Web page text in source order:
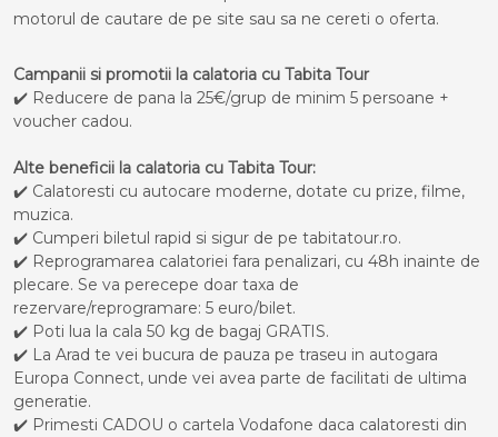
motorul de cautare de pe site sau sa ne cereti o oferta.
Campanii si promotii la calatoria cu Tabita Tour
✔️ Reducere de pana la 25€/grup de minim 5 persoane +
voucher cadou.
Alte beneficii la calatoria cu Tabita Tour:
✔️ Calatoresti cu autocare moderne, dotate cu prize, filme,
muzica.
✔️ Cumperi biletul rapid si sigur de pe tabitatour.ro.
✔️ Reprogramarea calatoriei fara penalizari, cu 48h inainte de
plecare. Se va perecepe doar taxa de
rezervare/reprogramare: 5 euro/bilet.
✔️ Poti lua la cala 50 kg de bagaj GRATIS.
✔️ La Arad te vei bucura de pauza pe traseu in autogara
Europa Connect, unde vei avea parte de facilitati de ultima
generatie.
✔️ Primesti CADOU o cartela Vodafone daca calatoresti din